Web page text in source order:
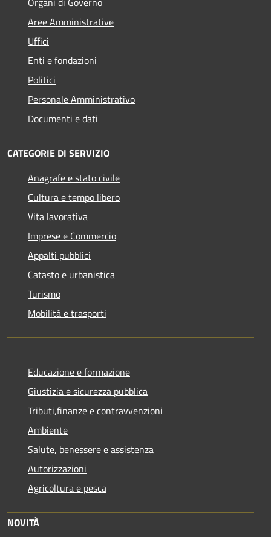
Aree Amministrative
Uffici
Enti e fondazioni
Politici
Personale Amministrativo
Documenti e dati
CATEGORIE DI SERVIZIO
Anagrafe e stato civile
Cultura e tempo libero
Vita lavorativa
Imprese e Commercio
Appalti pubblici
Catasto e urbanistica
Turismo
Mobilità e trasporti
Educazione e formazione
Giustizia e sicurezza pubblica
Tributi,finanze e contravvenzioni
Ambiente
Salute, benessere e assistenza
Autorizzazioni
Agricoltura e pesca
NOVITÀ